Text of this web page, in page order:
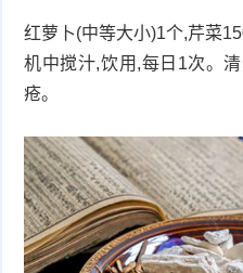
红萝卜(中等大小)1个,芹菜
机中搅汁,饮用,每日1次。
疮。